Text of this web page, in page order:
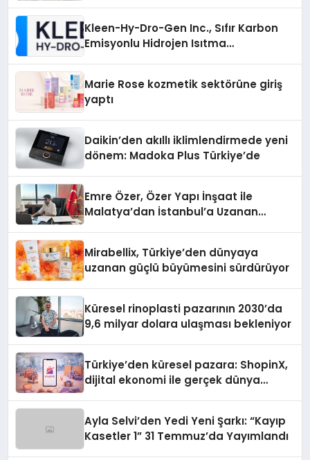
Kleen-Hy-Dro-Gen Inc., Sıfır Karbon
Emisyonlu Hidrojen Isıtma
Marie Rose kozmetik sektörüne giriş
yaptı
Daikin’den akıllı iklimlendirmede yeni
dönem: Madoka Plus Türkiye’de
Emre Özer, Özer Yapı İnşaat ile
Malatya’dan İstanbul’a Uzanan
Mirabellix, Türkiye’den dünyaya
uzanan güçlü büyümesini sürdürüyor
Küresel rinoplasti pazarının 2030’da
9,6 milyar dolara ulaşması bekleniyor
Türkiye’den küresel pazara: ShopinX,
dijital ekonomi ile gerçek dünya
Ayla Selvi’den Yedi Yeni Şarkı: “Kayıp
Kasetler 1” 31 Temmuz’da Yayımlandı